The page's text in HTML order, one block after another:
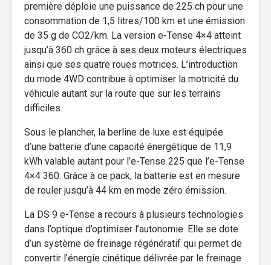
première déploie une puissance de 225 ch pour une
consommation de 1,5 litres/100 km et une émission
de 35 g de CO2/km. La version e-Tense 4×4 atteint
jusqu’à 360 ch grâce à ses deux moteurs électriques
ainsi que ses quatre roues motrices. L’introduction
du mode 4WD contribue à optimiser la motricité du
véhicule autant sur la route que sur les terrains
difficiles.
Sous le plancher, la berline de luxe est équipée
d’une batterie d’une capacité énergétique de 11,9
kWh valable autant pour l’e-Tense 225 que l’e-Tense
4×4 360. Grâce à ce pack, la batterie est en mesure
de rouler jusqu’à 44 km en mode zéro émission.
La DS 9 e-Tense a recours à plusieurs technologies
dans l’optique d’optimiser l’autonomie. Elle se dote
d’un système de freinage régénératif qui permet de
convertir l’énergie cinétique délivrée par le freinage